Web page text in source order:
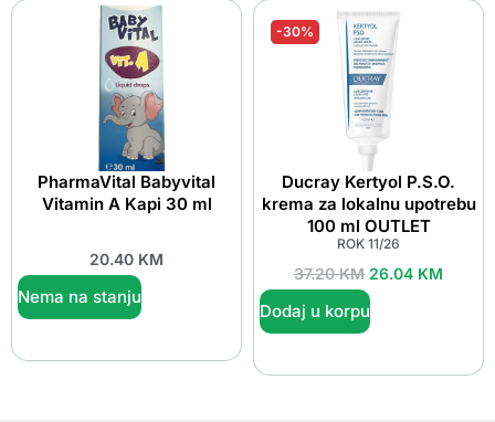
PharmaVital Babyvital
Vitamin A Kapi 30 ml
20.40 KM
Nema na stanju
-30%
Ducray Kertyol P.S.O.
krema za lokalnu upotrebu
100 ml OUTLET
ROK 11/26
37.20KM 26.04 KM
Dodaj u korpu